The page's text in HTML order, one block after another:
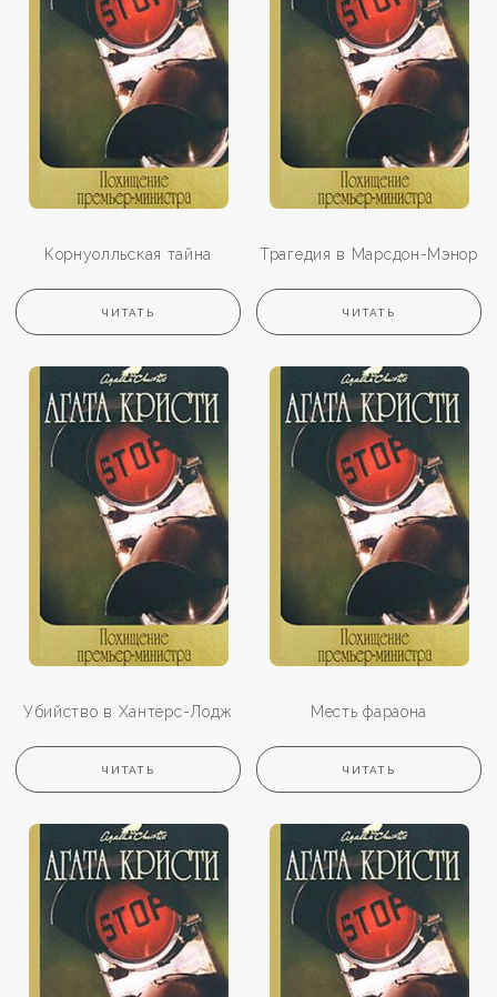
Корнуолльская тайна
ЧИТАТЬ
Трагедия в Марсдон-Мэнор
ЧИТАТЬ
Убийство в Хантерс-Лодж
ЧИТАТЬ
Месть фараона
ЧИТАТЬ